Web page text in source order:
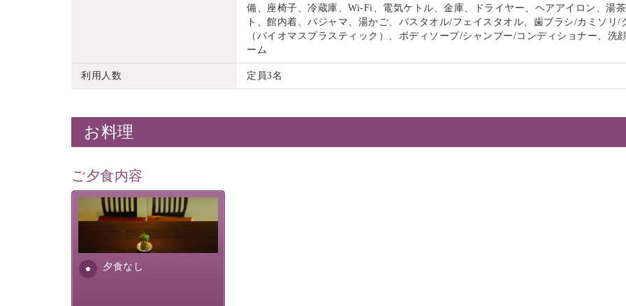
備、座椅子、冷蔵庫、Wi-Fi、電気ケトル、金庫、ドライヤー、ヘアアイロン、湯
ト、館内着、パジャマ、湯かご、バスタオル/フェイスタオル、歯ブラシ/カミソリ/
（バイオマスプラスティック）、ボディソープ/シャンプー/コンディショナー、洗
ーム
利用人数 定員3名
お料理
ご夕食内容
夕食なし
夕食なしご夕食を追加される
場合は、二食付きのプランを
お選びくださいませ。